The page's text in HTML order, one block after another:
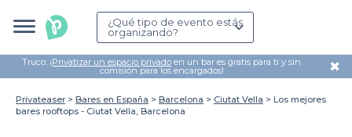
¿Qué tipo de evento estás
organizando?
Truco: ¡Privatizar un espacio privado en un bar es gratis para ti y sin
comisión para los encargados! ✖
Privateaser Bares en España Barcelona Ciutat Vella
Los mejores
bares rooftops - Ciutat Vella, Barcelona